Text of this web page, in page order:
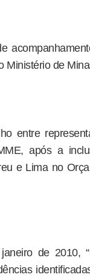
Ministério de
entre
após a
e Lima no
de 2010,